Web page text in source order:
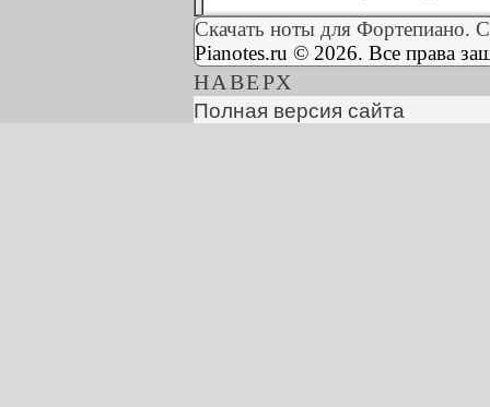
Скачать ноты для Фортепиано.
Pianotes.ru © 2026. Все права
НАВЕРХ
Полная версия сайта